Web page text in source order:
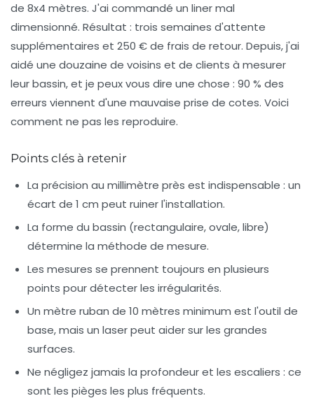
de 8x4 mètres. J'ai commandé un liner mal
dimensionné. Résultat : trois semaines d'attente
supplémentaires et 250 € de frais de retour. Depuis, j'ai
aidé une douzaine de voisins et de clients à mesurer
leur bassin, et je peux vous dire une chose : 90 % des
erreurs viennent d'une mauvaise prise de cotes. Voici
comment ne pas les reproduire.
Points clés à retenir
La précision au millimètre près est indispensable : un
écart de 1 cm peut ruiner l'installation.
La forme du bassin (rectangulaire, ovale, libre)
détermine la méthode de mesure.
Les mesures se prennent toujours en plusieurs
points pour détecter les irrégularités.
Un mètre ruban de 10 mètres minimum est l'outil de
base, mais un laser peut aider sur les grandes
surfaces.
Ne négligez jamais la profondeur et les escaliers : ce
sont les pièges les plus fréquents.